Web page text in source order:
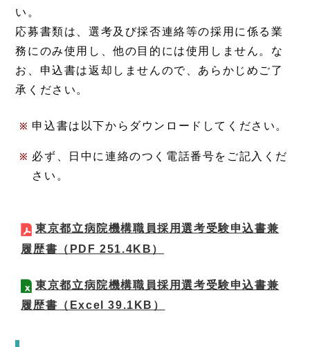
い。
応募書類は、選考及び採否連絡等の採用に係る業
務にのみ使用し、他の目的には使用しません。な
お、申込書は返却しませんので、あらかじめご了
承ください。
申込書は以下からダウンロードしてください。
必ず、日中に連絡のつく電話番号をご記入くだ
さい。
東京都立病院機構職員採用選考受験申込書兼
履歴書 （PDF 251.4KB）
東京都立病院機構職員採用選考受験申込書兼
履歴書 （Excel 39.1KB）